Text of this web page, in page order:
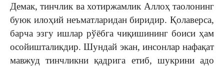
Демак, тинчлик ва хотиржамлик Аллоҳ таолонинг
буюк илоҳий неъматларидан биридир. Қолаверса,
барча эзгу ишлар рўёбга чиқишининг боиси ҳам
осойишталикдир. Шундай экан, инсонлар нафақат
мавжуд тинчликни қадрига етиб, шукрини адо